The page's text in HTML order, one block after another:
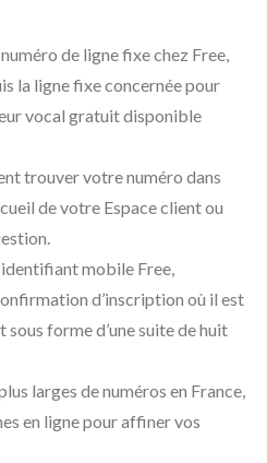
de ligne fixe chez Free,
la ligne fixe concernée pour
vocal gratuit disponible
trouver votre numéro dans
de votre Espace client ou
mobile Free,
d’inscription où il est
forme d’une suite de huit
larges de numéros en France,
en ligne pour affiner vos